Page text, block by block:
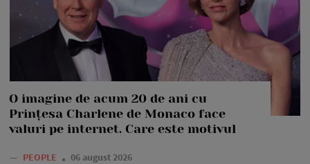
O imagine de acum 20 de ani cu
Prințesa Charlene de Monaco face
valuri pe internet. Care este motivul
— PEOPLE 06 august 2026